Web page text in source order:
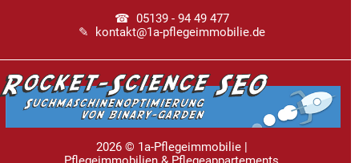
☎ 05139 - 94 49 477
✎ kontakt@1a-pflegeimmobilie.de
2026 © 1a-Pflegeimmobilie |